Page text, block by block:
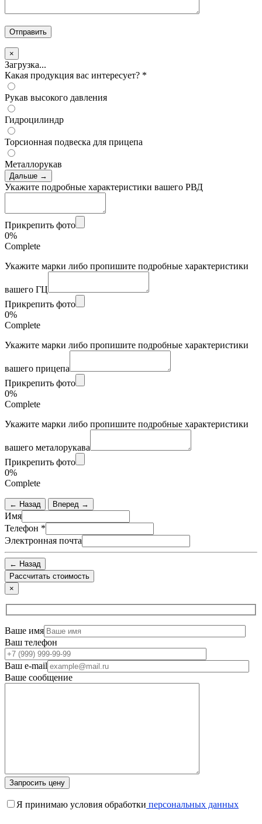
×
Загрузка...
Какая продукция вас интересует? *
Рукав высокого давления
Гидроцилиндр
Торсионная подвеска для прицепа
Металлорукав
Дальше →
Укажите подробные характеристики вашего РВД
Прикрепить фото
0%
Complete
Укажите марки либо пропишите подробные характеристики
вашего ГЦ
Прикрепить фото
0%
Complete
Укажите марки либо пропишите подробные характеристики
вашего прицепа
Прикрепить фото
0%
Complete
Укажите марки либо пропишите подробные характеристики
вашего металорукава
Прикрепить фото
0%
Complete
← Назад Вперед →
Имя
Телефон *
Электронная почта
← Назад
×
Ваше имя
Ваш телефон
Ваш e-mail
Ваше сообщение
Я принимаю условия обработки персональных данных